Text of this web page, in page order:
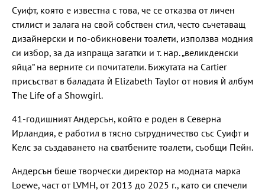
Суифт, която е известна с това, че се отказва от личен
стилист и залага на свой собствен стил, често съчетаващ
дизайнерски и по-обикновени тоалети, използва модния
си избор, за да изпраща загатки и т. нар. „великденски
яйца“ на верните си почитатели. Бижутата на Cartier
присъстват в баладата ѝ Elizabeth Taylor от новия ѝ албум
The Life of a Showgirl.
41-годишният Андерсън, който е роден в Северна
Ирландия, е работил в тясно сътрудничество със Суифт и
Келс за създаването на сватбените тоалети, съобщи Пейн.
Андерсън беше творчески директор на модната марка
Loewe, част от LVMH, от 2013 до 2025 г., като си спечели